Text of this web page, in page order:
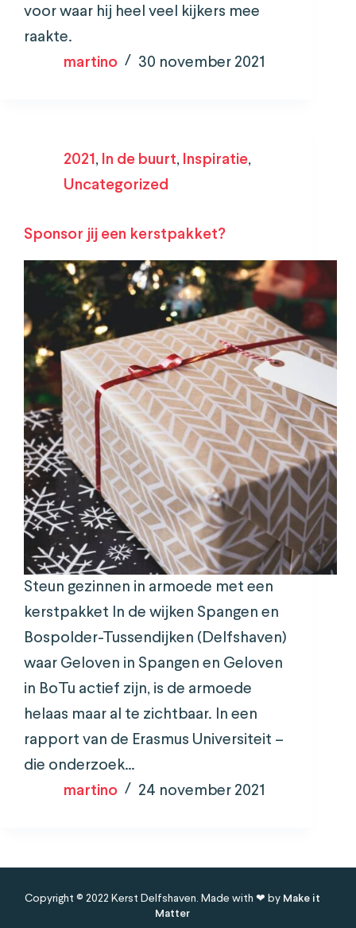
voor waar hij heel veel kijkers mee
raakte.
martino 30 november 2021
2021 , In de buurt, Inspiratie,
Uncategorized
Sponsor jij een kerstpakket?
Steun gezinnen in armoede met een
kerstpakket In de wijken Spangen en
Bospolder-Tussendijken (Delfshaven)
waar Geloven in Spangen en Geloven
in BoTu actief zijn, is de armoede
helaas maar al te zichtbaar. In een
rapport van de Erasmus Universiteit –
die onderzoek…
martino 24 november 2021
Copyright © 2022 Kerst Delfshaven. Made with ❤ by Make it
Matter